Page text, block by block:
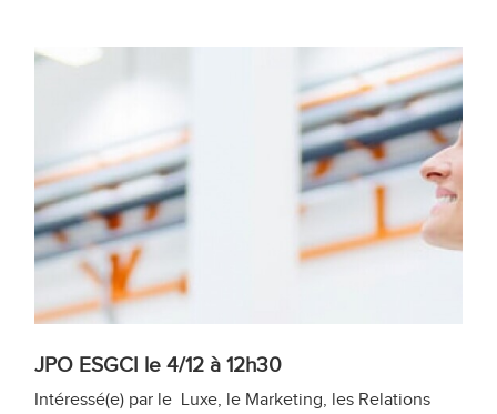
JPO ESGCI le 4/12 à 12h30
Intéressé(e) par le Luxe, le Marketing, les Relations